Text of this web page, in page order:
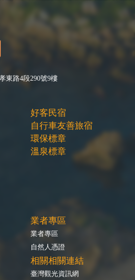
東路4段290號9樓
好客民宿
自行車友善旅宿
環保標章
溫泉標章
業者專區
業者專區
自然人憑證
相關相關連結
臺灣觀光資訊網